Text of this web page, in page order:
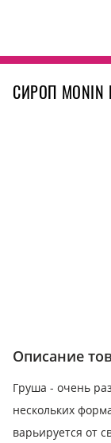
СИРОП
Описание
Груша - очень
нескольких
варьируется от